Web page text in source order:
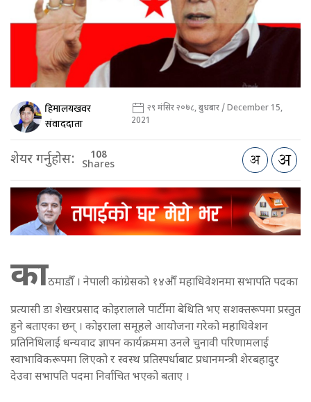
हिमालयखवर
संवाददाता
२९ मंसिर २०७८, बुधबार / December 15,
2021
शेयर गर्नुहोस: 108
Shares
काठमाडौँ । नेपाली कांग्रेसको १४औँ महाधिवेशनमा सभापति पदका
प्रत्यासी डा शेखरप्रसाद कोइरालाले पार्टीमा बेथिति भए सशक्तरूपमा प्रस्तुत
हुने बताएका छन् । कोइराला समूहले आयोजना गरेको महाधिवेशन
प्रतिनिधिलाई धन्यवाद ज्ञापन कार्यक्रममा उनले चुनावी परिणामलाई
स्वाभाविकरूपमा लिएको र स्वस्थ प्रतिस्पर्धाबाट प्रधानमन्त्री शेरबहादुर
देउवा सभापति पदमा निर्वाचित भएको बताए ।